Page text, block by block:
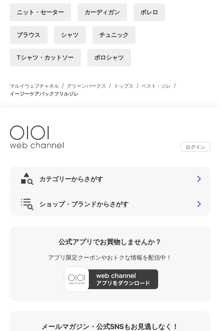
ニット・セーター カーディガン ボレロ
ブラウス シャツ チュニック
Tシャツ・カットソー ポロシャツ
マルイウェブチャネル / グリーンパークス / トップス / ベスト・ジレ /
イージーケアバックフリルジレ
ログイン
カテゴリーからさがす
ショップ・ブランドからさがす
公式アプリでお買物しませんか？
アプリ限定クーポンやおトクな情報を配信中！
メールマガジン・公式SNSもお見逃しなく！